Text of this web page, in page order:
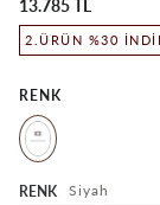
13.785 TL
2.ÜRÜN %30
RENK
RENK Siyah